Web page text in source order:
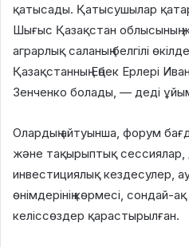
қатысады. Қатысушылар
Шығыс Қазақстан облысының
аграрлық саланың белгілі
Қазақстанның Еңбек Ерлері
Зенченко болады, — деді
Олардың айтуынша, форум
және тақырыптық сессиялар,
инвестициялық кездесулер,
өнімдерінің көрмесі, сондай-
келіссөздер қарастырылған.